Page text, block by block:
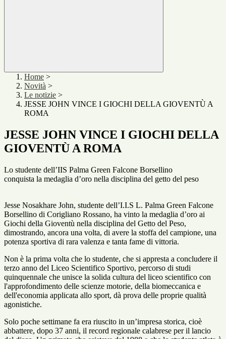
Home >
Novità >
Le notizie >
JESSE JOHN VINCE I GIOCHI DELLA GIOVENTÙ A
ROMA
JESSE JOHN VINCE I GIOCHI DELLA
GIOVENTÙ A ROMA
Lo studente dell’IIS Palma Green Falcone Borsellino
conquista la medaglia d’oro nella disciplina del getto del peso
Jesse Nosakhare John, studente dell’I.I.S L. Palma Green Falcone
Borsellino di Corigliano Rossano, ha vinto la medaglia d’oro ai
Giochi della Gioventù nella disciplina del Getto del Peso,
dimostrando, ancora una volta, di avere la stoffa del campione, una
potenza sportiva di rara valenza e tanta fame di vittoria.
Non è la prima volta che lo studente, che si appresta a concludere il
terzo anno del Liceo Scientifico Sportivo, percorso di studi
quinquennale che unisce la solida cultura del liceo scientifico con
l'approfondimento delle scienze motorie, della biomeccanica e
dell'economia applicata allo sport, dà prova delle proprie qualità
agonistiche.
Solo poche settimane fa era riuscito in un’impresa storica, cioè
abbattere, dopo 37 anni, il record regionale calabrese per il lancio